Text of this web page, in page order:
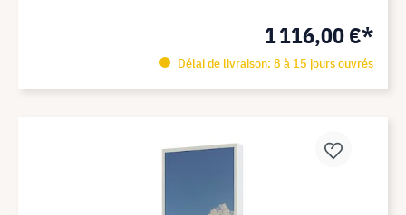
1 116,00 €*
Délai de livraison: 8 à 15 jours ouvrés